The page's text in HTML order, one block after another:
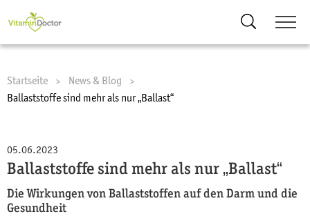
Startseite
News & Blog
Current:
Ballaststoffe sind mehr als nur „Ballast“
05.06.2023
Ballaststoffe sind mehr als nur „Ballast“
Die Wirkungen von Ballaststoffen auf den Darm und die
Gesundheit